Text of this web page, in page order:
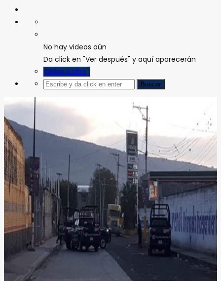
No hay videos aún
Da click en "Ver después" y aquí aparecerán
Verlos todos